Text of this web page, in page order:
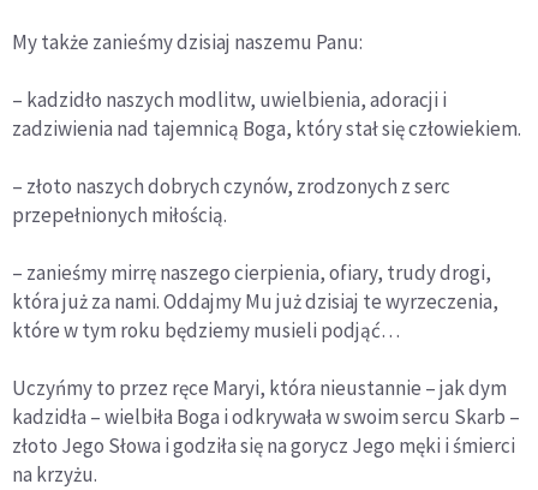
My także zanieśmy dzisiaj naszemu Panu:
– kadzidło naszych modlitw, uwielbienia, adoracji i
zadziwienia nad tajemnicą Boga, który stał się człowiekiem.
– złoto naszych dobrych czynów, zrodzonych z serc
przepełnionych miłością.
– zanieśmy mirrę naszego cierpienia, ofiary, trudy drogi,
która już za nami. Oddajmy Mu już dzisiaj te wyrzeczenia,
które w tym roku będziemy musieli podjąć…
Uczyńmy to przez ręce Maryi, która nieustannie – jak dym
kadzidła – wielbiła Boga i odkrywała w swoim sercu Skarb –
złoto Jego Słowa i godziła się na gorycz Jego męki i śmierci
na krzyżu.